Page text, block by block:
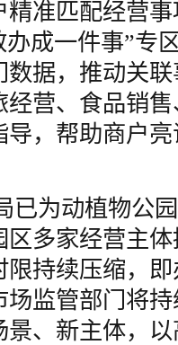
准匹配经营
成一件事”专
据，推动关
经营、食品销
，帮助商户
已为动植物公
多家经营主
持续压缩，
监管部门将
、新主体，